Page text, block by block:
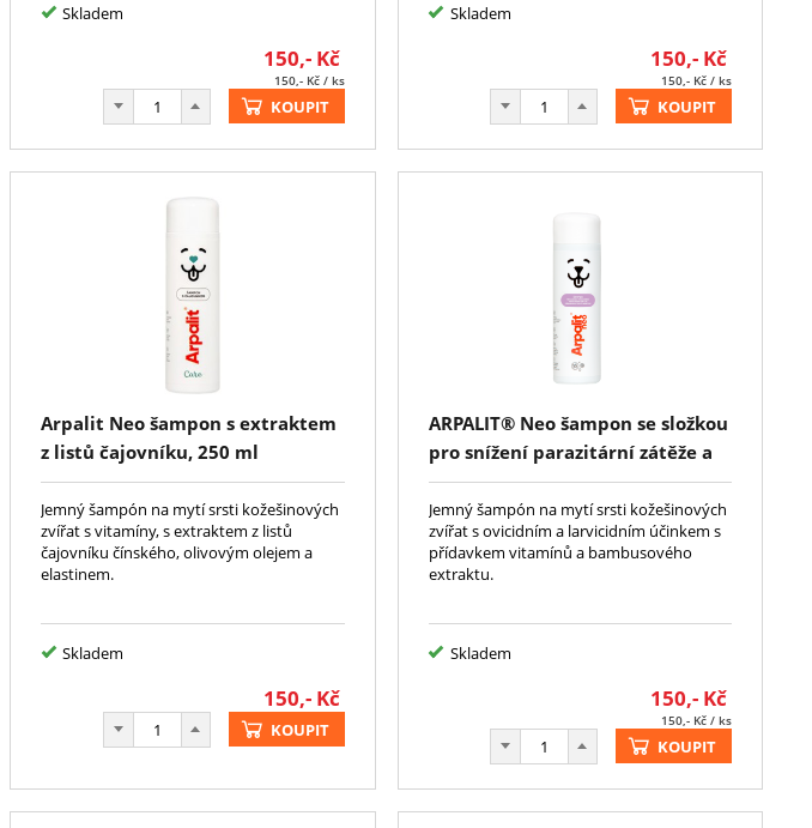
Skladem
150,-Kč
150,-Kč/ ks
KOUPIT
Skladem
150,-Kč
150,-Kč/ ks
KOUPIT
Arpalit Neo šampon s extraktem
z listů čajovníku, 250 ml
Jemný šampón na mytí srsti kožešinových
zvířat s vitamíny, s extraktem z listů
čajovníku čínského, olivovým olejem a
elastinem.
Skladem
150,-Kč
KOUPIT
ARPALIT® Neo šampon se složkou
pro snížení parazitární zátěže a
bambusovým extraktem 250ml
Jemný šampón na mytí srsti kožešinových
zvířat s ovicidním a larvicidním účinkem s
přídavkem vitamínů a bambusového
extraktu.
Skladem
150,-Kč
150,-Kč/ ks
KOUPIT